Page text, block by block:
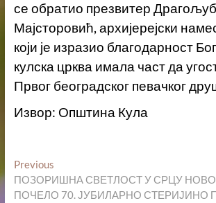
се обратио презвитер Драгољуб
Мајсторовић, архијерејски
који је изразио благодарност
кулска црква имала част да
Првог београдског певачког
Извор: Општина Кула
Кретање
чланка
PreviousPrevious
post:
ПОЗОРИШНА СВЕТЛОСТ У СРЦУ
ПОЧЕЛО 70. ЈУБИЛАРНО СТЕРИЈИНО